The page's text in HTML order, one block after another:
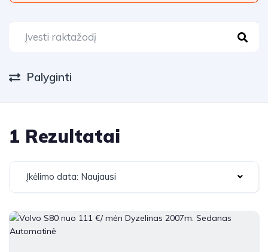
Palyginti
1 Rezultatai
Įkėlimo data: Naujausi